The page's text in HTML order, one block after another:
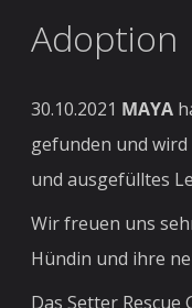
Adoption
30.10.2021 MAYA
gefunden und
und ausgefülltes
Wir freuen uns
Hündin und ihre
Das Setter Rescue